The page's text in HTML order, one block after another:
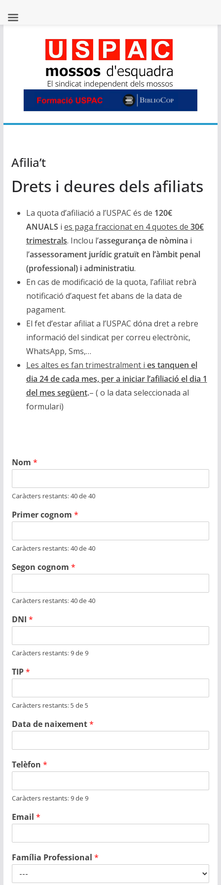
Afilia’t
Drets i deures dels afiliats
La quota d’afiliació a l’USPAC és de 120€
ANUALS i es paga fraccionat en 4 quotes de 30€
trimestrals. Inclou l’assegurança de nòmina i
l’assessorament jurídic gratuït en l’àmbit penal
(professional) i administratiu.
En cas de modificació de la quota, l’afiliat rebrà
notificació d’aquest fet abans de la data de
pagament.
El fet d’estar afiliat a l’USPAC dóna dret a rebre
informació del sindicat per correu electrònic,
WhatsApp, Sms,…
Les altes es fan trimestralment i es tanquen el
dia 24 de cada mes, per a iniciar l’afiliació el dia 1
del mes següent.– ( o la data seleccionada al
formulari)
Nom *
Caràcters restants: 40 de 40
Primer cognom *
Caràcters restants: 40 de 40
Segon cognom *
Caràcters restants: 40 de 40
DNI *
Caràcters restants: 9 de 9
TIP*
Caràcters restants: 5 de 5
Data de naixement*
Telèfon *
Caràcters restants: 9 de 9
Email *
Família Professional *